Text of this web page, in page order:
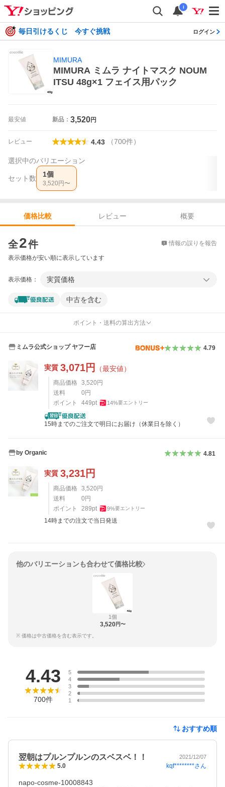
i
毎日引けるくじ 今すぐ挑戦 ログイン
MIMURA
MIMURA ミムラ ナイトマスク NOUM
ITSU 48g×1 フェイス用パック
最安値 新品： 3,520円
レビュー 4.43 （700件）
選択中のバリエーション
セット数 1個
3,520 円〜
価格比較 レビュー
概要
全2件 情報の誤りを報告
表示価格が安い順に表示しています
表示価格： 実質価格
中古を含む
ポイント・送料の算出方法
ミムラ公式ショップ ヤフー店 4.79
実質 3,071円 （最安値）
商品価格 3,520 円
送料
0 円
ポイント
449pt 14%要エントリー
15時までのご注文で明日にお届け（休業日を除く）
by Organic 4.81
実質 3,231円
商品価格 3,520円
送料
0円
ポイント
289pt 9%要エントリー
14時までの注文で当日発送
他のバリエーションも合わせて価格比較
1個
3,520円〜
※ 価格は中古価格を含む表示です。
4.43
700件
5
4
3
2
1
おすすめ順
翌朝はプルンプルンのスベスベ！！ 2021/12/07
5.0 kqf********さん
napo-cosme-10008843